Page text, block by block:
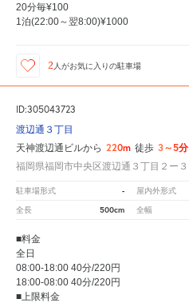
20分毎¥100
1泊(22:00～翌8:00)¥1000
2 人がお気に入りの駐車場
ID:305043723
渡辺通３丁目
天神渡辺通ビルから 220m 徒歩 3～5分
福岡県福岡市中央区渡辺通３丁目２ー３
駐車場形式 - 屋内外形式
全長 500cm 全幅
■料金
全日
08:00-18:00 40分/220円
18:00-08:00 40分/220円
■上限料金